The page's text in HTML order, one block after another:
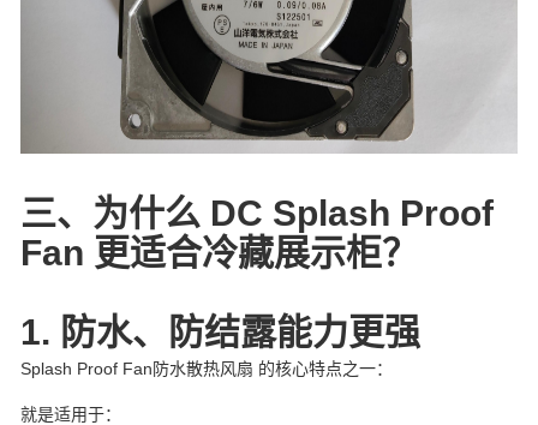
三、为什么 DC Splash Proof
Fan 更适合冷藏展示柜？
1. 防水、防结露能力更强
Splash Proof Fan防水散热风扇 的核心特点之一：
就是适用于：